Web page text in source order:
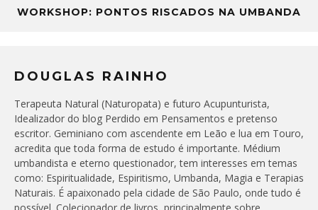
WORKSHOP: PONTOS RISCADOS NA UMBANDA
DOUGLAS RAINHO
Terapeuta Natural (Naturopata) e futuro Acupunturista,
Idealizador do blog Perdido em Pensamentos e pretenso
escritor. Geminiano com ascendente em Leão e lua em Touro,
acredita que toda forma de estudo é importante. Médium
umbandista e eterno questionador, tem interesses em temas
como: Espiritualidade, Espiritismo, Umbanda, Magia e Terapias
Naturais. É apaixonado pela cidade de São Paulo, onde tudo é
possível. Colecionador de livros, principalmente sobre